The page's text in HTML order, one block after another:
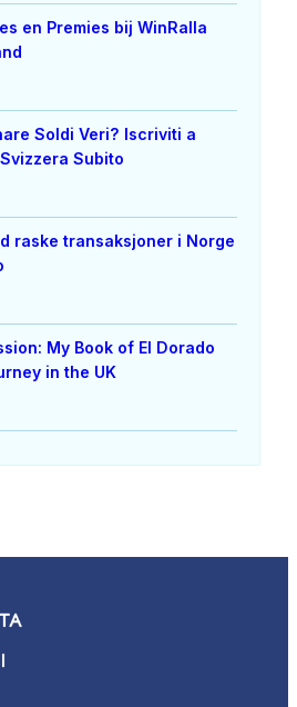
en Premies bij WinRalla
Soldi Veri? Iscriviti a
Subito
raske transaksjoner i Norge
My Book of El Dorado
in the UK